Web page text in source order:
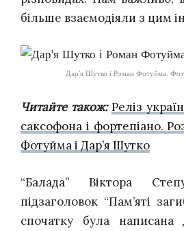
більше взаємодіяли з цим
Дар’я Шутко і Роман Фотуйма.
Читайте також:Реліз
саксофона і фортепіано.
Фотуйма і Дар’я Шутко
“Балада” Віктора
підзаголовок “Пам’яті
спочатку була